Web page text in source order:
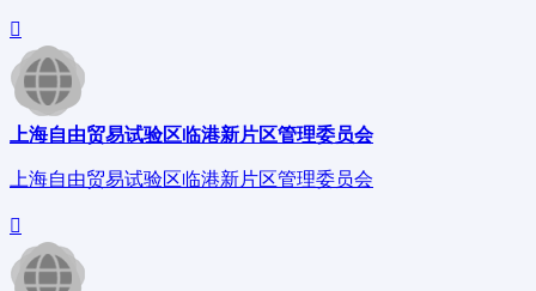
上海自由贸易试验区临港新片区管理委员会
上海自由贸易试验区临港新片区管理委员会